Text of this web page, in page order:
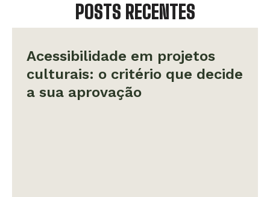
POSTS RECENTES
Acessibilidade em projetos
culturais: o critério que decide
a sua aprovação